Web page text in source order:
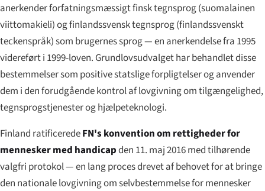
anerkender forfatningsmæssigt finsk tegnsprog (suomalainen
viittomakieli) og finlandssvensk tegnsprog (finlandssvenskt
teckenspråk) som brugernes sprog — en anerkendelse fra 1995
videreført i 1999-loven. Grundlovsudvalget har behandlet disse
bestemmelser som positive statslige forpligtelser og anvender
dem i den forudgående kontrol af lovgivning om tilgængelighed,
tegnsprogstjenester og hjælpeteknologi.
Finland ratificeredeFN's konvention om rettigheder for
mennesker med handicapden 11. maj 2016 med tilhørende
valgfri protokol — en lang proces drevet af behovet for at bringe
den nationale lovgivning om selvbestemmelse for mennesker